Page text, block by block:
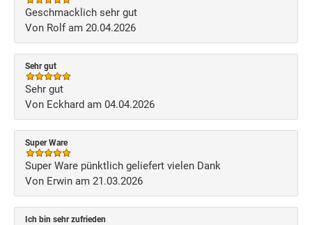
Geschmacklich sehr gut
Von Rolf am 20.04.2026
Sehr gut
Sehr gut
Von Eckhard am 04.04.2026
Super Ware
Super Ware pünktlich geliefert vielen Dank
Von Erwin am 21.03.2026
Ich bin sehr zufrieden